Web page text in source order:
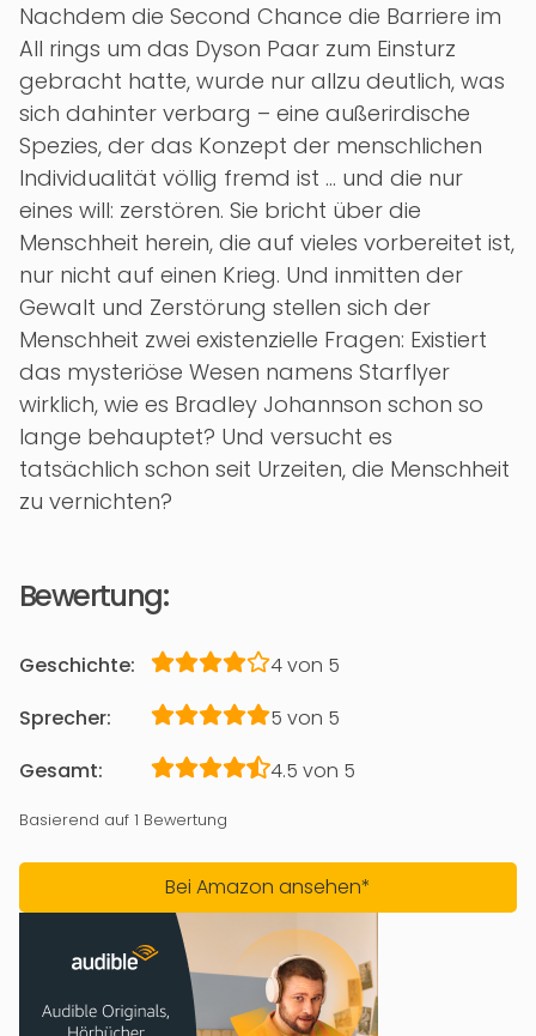
Nachdem die Second Chance die Barriere im
All rings um das Dyson Paar zum Einsturz
gebracht hatte, wurde nur allzu deutlich, was
sich dahinter verbarg – eine außerirdische
Spezies, der das Konzept der menschlichen
Individualität völlig fremd ist … und die nur
eines will: zerstören. Sie bricht über die
Menschheit herein, die auf vieles vorbereitet ist,
nur nicht auf einen Krieg. Und inmitten der
Gewalt und Zerstörung stellen sich der
Menschheit zwei existenzielle Fragen: Existiert
das mysteriöse Wesen namens Starflyer
wirklich, wie es Bradley Johannson schon so
lange behauptet? Und versucht es
tatsächlich schon seit Urzeiten, die Menschheit
zu vernichten?
Bewertung:
Geschichte:
4 von 5
Sprecher:
5 von 5
Gesamt:
4.5 von 5
Basierend auf 1 Bewertung
Bei Amazon ansehen*